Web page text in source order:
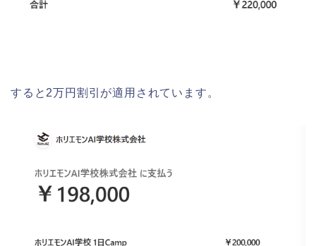
すると2万円割引が適用されています。